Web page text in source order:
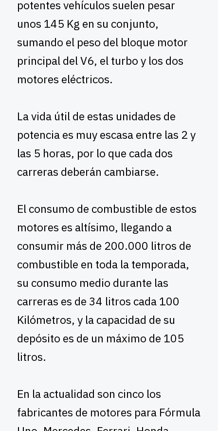
potentes vehículos suelen pesar
unos 145 Kg en su conjunto,
sumando el peso del bloque motor
principal del V6, el turbo y los dos
motores eléctricos.
La vida útil de estas unidades de
potencia es muy escasa entre las 2 y
las 5 horas, por lo que cada dos
carreras deberán cambiarse.
El consumo de combustible de estos
motores es altísimo, llegando a
consumir más de 200.000 litros de
combustible en toda la temporada,
su consumo medio durante las
carreras es de 34 litros cada 100
Kilómetros, y la capacidad de su
depósito es de un máximo de 105
litros.
En la actualidad son cinco los
fabricantes de motores para Fórmula